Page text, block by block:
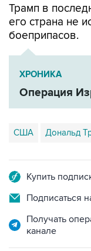
Трамп в
его страна не
боеприпасов.
ХРОНИКА
Операция
США Дональд
Купить
Подписаться
Получать
канале